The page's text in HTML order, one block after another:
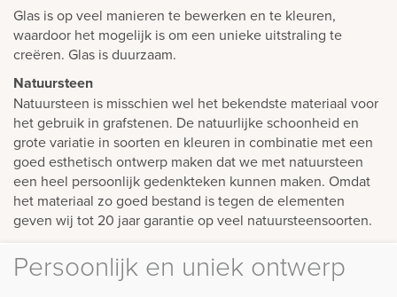
Glas is op veel manieren te bewerken en te kleuren,
waardoor het mogelijk is om een unieke uitstraling te
creëren. Glas is duurzaam.
Natuursteen
Natuursteen is misschien wel het bekendste materiaal voor
het gebruik in grafstenen. De natuurlijke schoonheid en
grote variatie in soorten en kleuren in combinatie met een
goed esthetisch ontwerp maken dat we met natuursteen
een heel persoonlijk gedenkteken kunnen maken. Omdat
het materiaal zo goed bestand is tegen de elementen
geven wij tot 20 jaar garantie op veel natuursteensoorten.
Persoonlijk en uniek ontwerp